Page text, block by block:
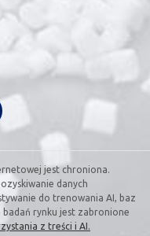
jest chroniona.
danych
do trenowania AI, baz
badań rynku jest zabronione
z treści i AI.